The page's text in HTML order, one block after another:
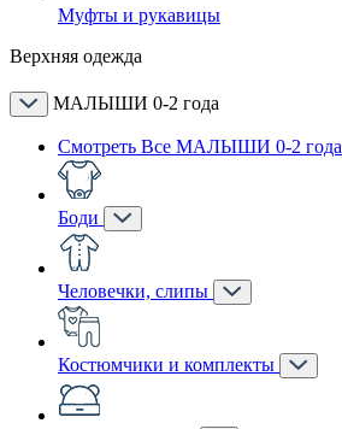
Муфты и рукавицы
Верхняя одежда
МАЛЫШИ 0-2 года
Смотреть Все МАЛЫШИ 0-2 года
Боди
Человечки, слипы
Костюмчики и комплекты